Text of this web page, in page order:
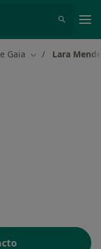
Gaia Mudar de cidade
Lara